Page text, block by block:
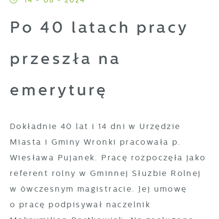
Po 40 latach pracy
przeszła na
emeryturę
Dokładnie 40 lat i 14 dni w Urzędzie
Miasta i Gminy Wronki pracowała p.
Wiesława Pujanek. Pracę rozpoczęła jako
referent rolny w Gminnej Służbie Rolnej
w ówczesnym magistracie. Jej umowę
o pracę podpisywał naczelnik
Pliki cookies odpowiadają na podejmowane
przez Ciebie działania w celu m.in.
prywatności, logowania czy wypełniania
której korzystasz, może działać bez zakłóceń.
Więcej
Funkcjonalne i personalizacyjne
internetowej zapamiętanie wprowadzonych
prezentowanych treści.
Dzięki tym plikom cookies możemy zapewnić
Ci większy komfort korzystania z
funkcjonalności naszej strony poprzez
preferencji. Wyrażenie zgody na funkcjonalne i
Więcej
Analityczne